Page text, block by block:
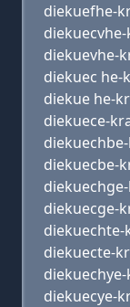
diekuefhe-
diekuevhe-
diekuec he-
diekue he-
diekuece-
diekuecbe-
diekuecge-
diekuechte-
diekuecte-
diekuecye-